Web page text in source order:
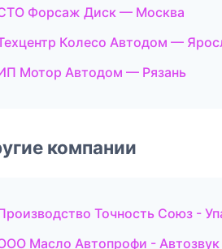
Форсаж Диск — Москва
Колесо Автодом —
Мотор Автодом — Рязань
компании
Точность Союз -
Масло Автопрофи - Автозвук